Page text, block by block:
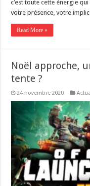
c’est toute cette énergie
votre présence, votre
Read More »
Noël approche,
tente ?
24 novembre 2020